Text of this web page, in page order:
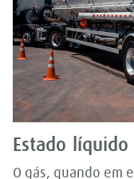
Estado
O gás, quando em